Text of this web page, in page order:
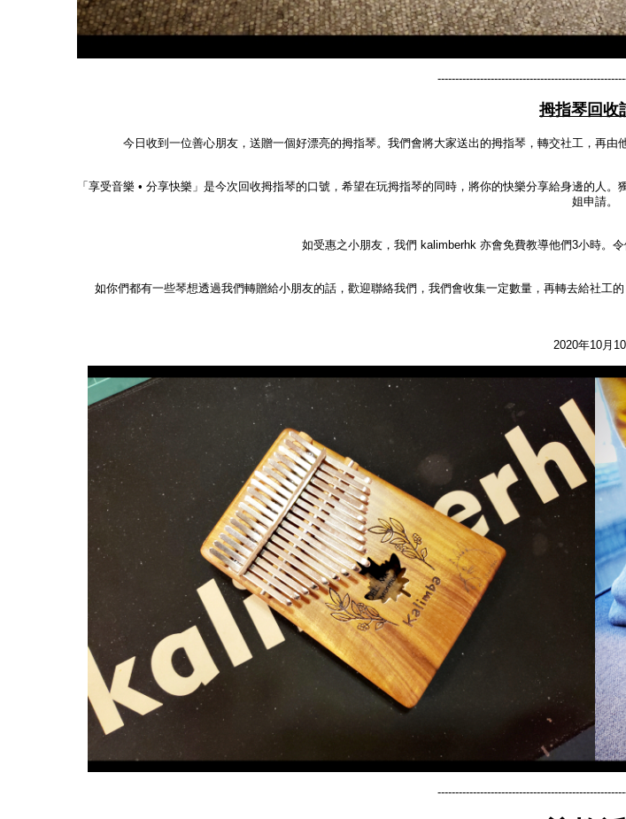
拇指琴回收
今日收到一位善心朋友，送贈一個好漂亮的拇指琴。我們會將大家送出的拇指琴，轉交社工，再
「享受音樂 • 分享快樂」是今次回收拇指琴的口號，希望在玩拇指琴的同時，將你的快樂分享給身邊的人
姐申請。
如受惠之小朋友，我們 kalimberhk 亦會免費教導他們3小時。
如你們都有一些琴想透過我們轉贈給小朋友的話，歡迎聯絡我們，我們會收集一定數量，再轉去給社工
2020年10月10